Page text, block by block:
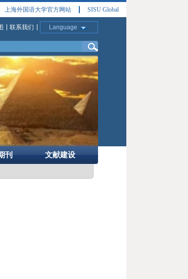
上海外国语大学官方网站 SISU Global
联系我们 Language
刊 文献建设